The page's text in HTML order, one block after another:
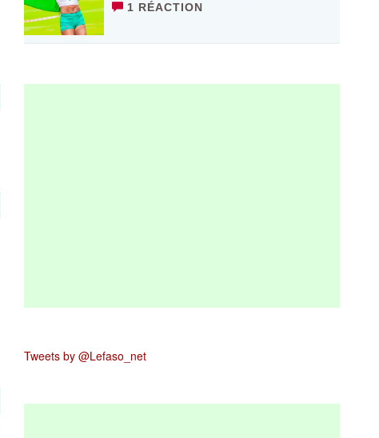
1 RÉACTION
Tweets by @Lefaso_net